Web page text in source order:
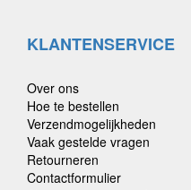
KLANTENSERVICE
Over ons
Hoe te bestellen
Verzendmogelijkheden
Vaak gestelde vragen
Retourneren
Contactformulier